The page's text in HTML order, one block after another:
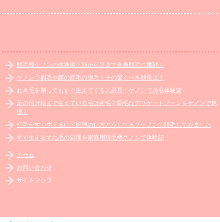
脱毛機ケノンの体験談！顔から足まで全身脱毛に挑戦！
ケノンで眉毛や顏の産毛の脱毛！その驚くべき効果は？
わき毛を剃ってもすぐ生えてくる人必見！ケノンで脱毛体験談
足の付け根まで生えている毛は何毛？剛毛なデリケートゾーンをケノンで処
理！
指毛がすぐ生えるけど処理の仕方どうしてる？ケノンで脱毛してみました
すぐ生えるすね毛の処理を家庭用脱毛機ケノンで体験記
ホーム
お問い合わせ
サイトマップ